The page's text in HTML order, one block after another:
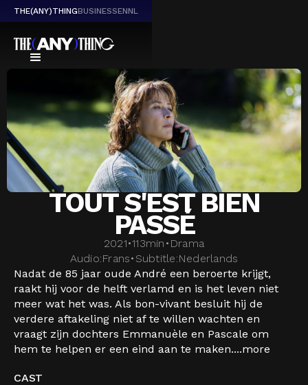
THE(ANY)THINGBUSINESSENNL
TOUT S'EST BIEN
PASSÉ
2021•113min • Drama
Audio:Frans• Subtitle:Nederlands
Nadat de 85 jaar oude André een beroerte krijgt,
raakt hij voor de helft verlamd en is het leven niet
meer wat het was. Als bon-vivant besluit hij de
verdere aftakeling niet af te willen wachten en
vraagt zijn dochters Emmanuèle en Pascale om
hem te helpen er een eind aan te maken....more
CAST